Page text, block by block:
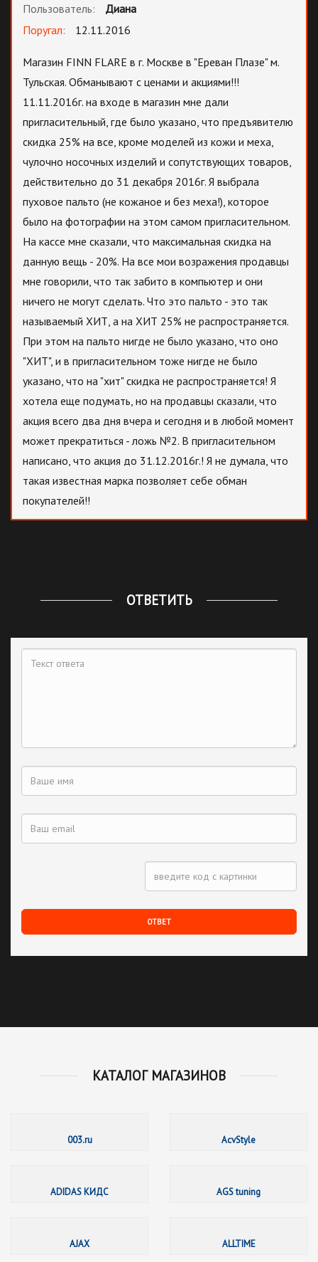
Пользователь:
Диана
Поругал:
12.11.2016
Магазин FINN FLARE в г. Москве в "Ереван Плазе" м.
Тульская. Обманывают с ценами и акциями!!!
11.11.2016г. на входе в магазин мне дали
пригласительный, где было указано, что предъявителю
скидка 25% на все, кроме моделей из кожи и меха,
чулочно носочных изделий и сопутствующих товаров,
действительно до 31 декабря 2016г. Я выбрала
пуховое пальто (не кожаное и без меха!), которое
было на фотографии на этом самом пригласительном.
На кассе мне сказали, что максимальная скидка на
данную вещь - 20%. На все мои возражения продавцы
мне говорили, что так забито в компьютер и они
ничего не могут сделать. Что это пальто - это так
называемый ХИТ, а на ХИТ 25% не распространяется.
При этом на пальто нигде не было указано, что оно
"ХИТ", и в пригласительном тоже нигде не было
указано, что на "хит" скидка не распространяется! Я
хотела еще подумать, но на продавцы сказали, что
акция всего два дня вчера и сегодня и в любой момент
может прекратиться - ложь №2. В пригласительном
написано, что акция до 31.12.2016г.! Я не думала, что
такая известная марка позволяет себе обман
покупателей!!
ОТВЕТИТЬ
ОТВЕТ
КАТАЛОГ МАГАЗИНОВ
003.ru
AcvStyle
ADIDAS КИДС
AGS tuning
AJAX
ALLTIME